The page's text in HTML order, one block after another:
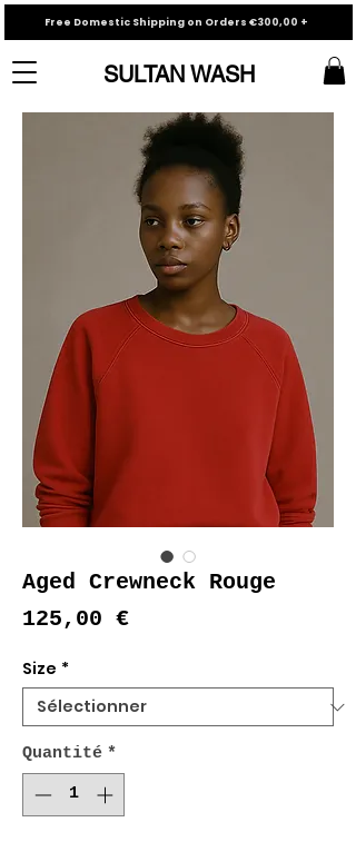
SULTAN WASH
Free Domestic Shipping on Orders €300,00 +
Aged Crewneck Rouge
125,00 €Prix
Size *
Quantité *